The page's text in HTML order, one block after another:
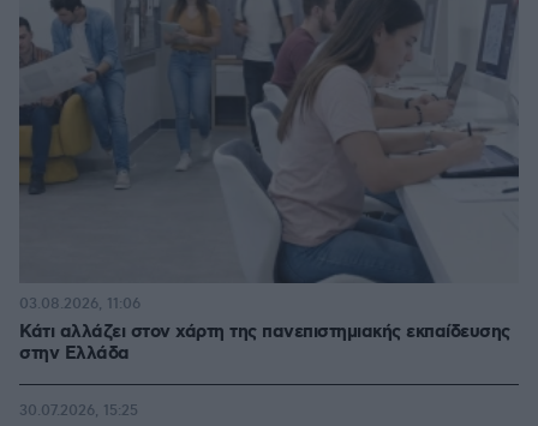
Κάτι αλλάζει στον χάρτη της πανεπιστημιακής εκπαίδευσης
στην Ελλάδα
03.08.2026, 11:06
30.07.2026, 15:25